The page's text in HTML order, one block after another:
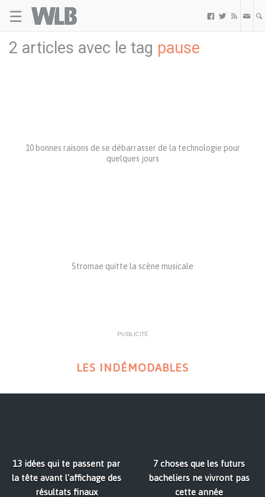
☰   
2 articles avec le tag pause
10 bonnes raisons de se débarrasser de la technologie pour
quelques jours
Stromae quitte la scène musicale
PUBLICITÉ
LES INDÉMODABLES
13 idées qui te passent par
la tête avant l'affichage des
résultats finaux
7 choses que les futurs
bacheliers ne vivront pas
cette année